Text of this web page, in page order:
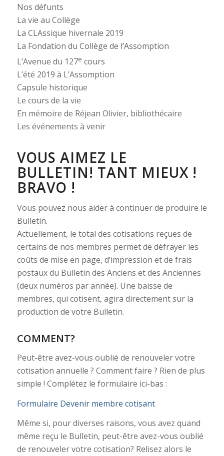
Nos défunts
La vie au Collège
La CLAssique hivernale 2019
La Fondation du Collège de l’Assomption
L’Avenue du 127e cours
L’été 2019 à L’Assomption
Capsule historique
Le cours de la vie
En mémoire de Réjean Olivier, bibliothécaire
Les événements à venir
VOUS AIMEZ LE
BULLETIN! TANT MIEUX !
BRAVO !
Vous pouvez nous aider à continuer de produire le
Bulletin.
Actuellement, le total des cotisations reçues de
certains de nos membres permet de défrayer les
coûts de mise en page, d’impression et de frais
postaux du Bulletin des Anciens et des Anciennes
(deux numéros par année). Une baisse de
membres, qui cotisent, agira directement sur la
production de votre Bulletin.
COMMENT?
Peut-être avez-vous oublié de renouveler votre
cotisation annuelle ? Comment faire ? Rien de plus
simple ! Complétez le formulaire ici-bas :
Formulaire Devenir membre cotisant
Même si, pour diverses raisons, vous avez quand
même reçu le Bulletin, peut-être avez-vous oublié
de renouveler votre cotisation? Relisez alors le